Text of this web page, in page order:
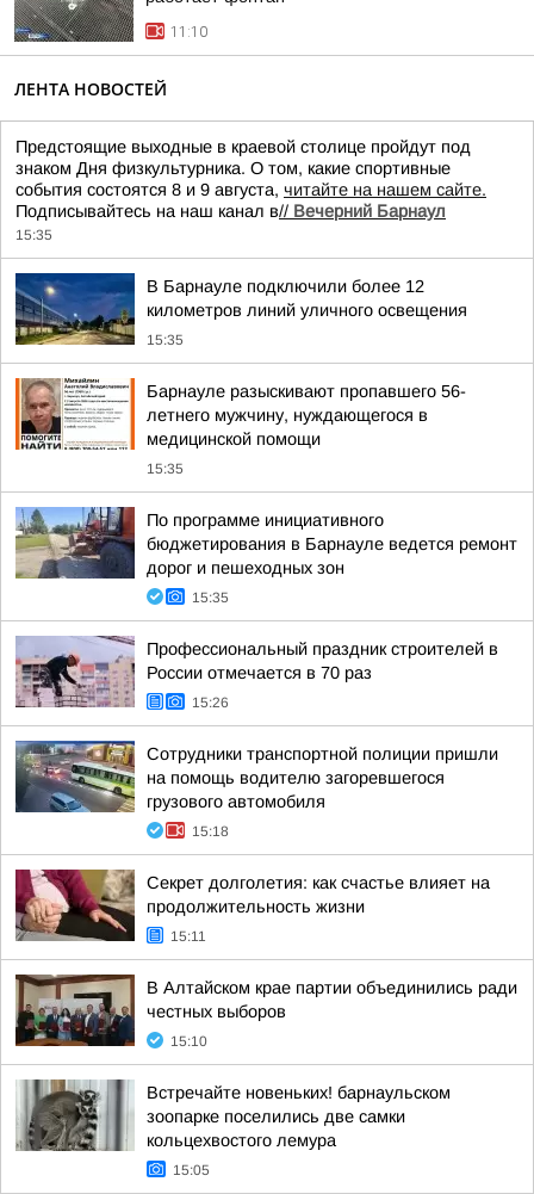
11:10
ЛЕНТА НОВОСТЕЙ
Предстоящие выходные в краевой столице пройдут под
знаком Дня физкультурника. О том, какие спортивные
события состоятся 8 и 9 августа, читайте на нашем сайте.
Подписывайтесь на наш канал в// Вечерний Барнаул
15:35
В Барнауле подключили более 12
километров линий уличного освещения
15:35
Барнауле разыскивают пропавшего 56-
летнего мужчину, нуждающегося в
медицинской помощи
15:35
По программе инициативного
бюджетирования в Барнауле ведется ремонт
дорог и пешеходных зон
15:35
Профессиональный праздник строителей в
России отмечается в 70 раз
15:26
Сотрудники транспортной полиции пришли
на помощь водителю загоревшегося
грузового автомобиля
15:18
Секрет долголетия: как счастье влияет на
продолжительность жизни
15:11
В Алтайском крае партии объединились ради
честных выборов
15:10
Встречайте новеньких! барнаульском
зоопарке поселились две самки
кольцехвостого лемура
15:05